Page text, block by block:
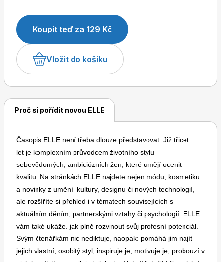
Dětské časopisy
Burda Kids
Koupit teď za 129 Kč
Vložit do košíku
Proč si pořídit novou ELLE
Časopis ELLE není třeba dlouze představovat. Již třicet
let je komplexním průvodcem životního stylu
sebevědomých, ambiciózních žen, které umějí ocenit
kvalitu. Na stránkách ELLE najdete nejen módu, kosmetiku
a novinky z umění, kultury, designu či nových technologií,
ale rozšíříte si přehled i v tématech souvisejících s
aktuálním děním, partnerskými vztahy či psychologií. ELLE
vám také ukáže, jak plně rozvinout svůj profesní potenciál.
Svým čtenářkám nic nediktuje, naopak: pomáhá jim najít
jejich vlastní, osobitý styl, inspiruje je, motivuje je, probouzí v